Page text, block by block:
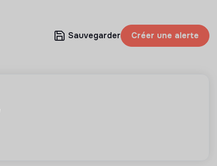
Sauvegarder Créer une alerte